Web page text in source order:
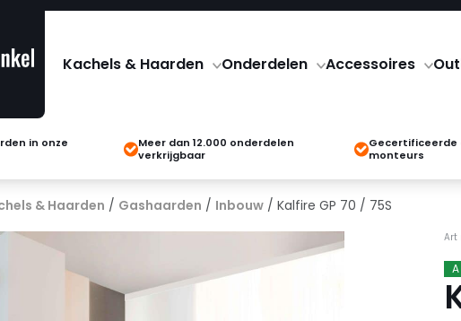
Kachels & Haarden Onderdelen Accessoires
in onze
Meer dan 12.000 onderdelen
verkrijgbaar
Gecertificeerde
monteurs
& Haarden / Gashaarden / Inbouw / Kalfire GP 70 / 75S
Art
A